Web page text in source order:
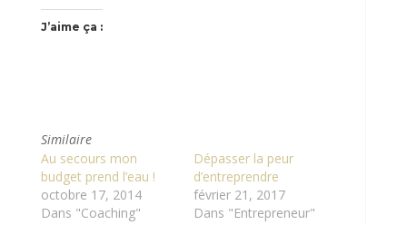
J’aime ça :
Similaire
Au secours mon
budget prend l’eau !
octobre 17, 2014
Dans "Coaching"
Dépasser la peur
d’entreprendre
février 21, 2017
Dans "Entrepreneur"